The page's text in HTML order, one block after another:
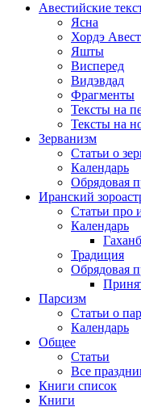
Авестийские
Ясна
Хордэ
Яшты
Висперед
Видэвдад
Фрагменты
Тексты на
Тексты на
Зерванизм
Статьи о
Календарь
Обрядовая
Иранский
Статьи про
Календарь
Традиция
Обрядовая
Парсизм
Статьи о
Календарь
Общее
Статьи
Все
Книги список
Книги